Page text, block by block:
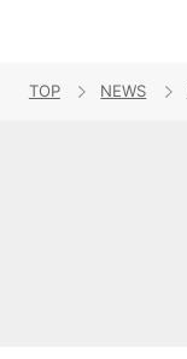
TOP NEWS